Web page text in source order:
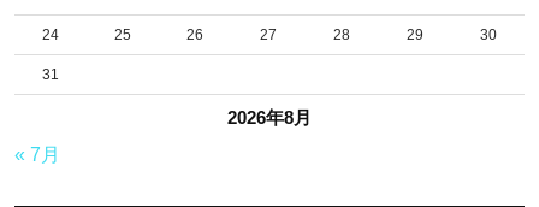
出
展
2026年8月
24 25 26 27 28 29 30
31
« 7月